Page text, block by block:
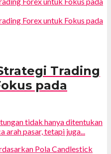
Trading
pada
tidak hanya ditentukan
pasar, tetapi juga...